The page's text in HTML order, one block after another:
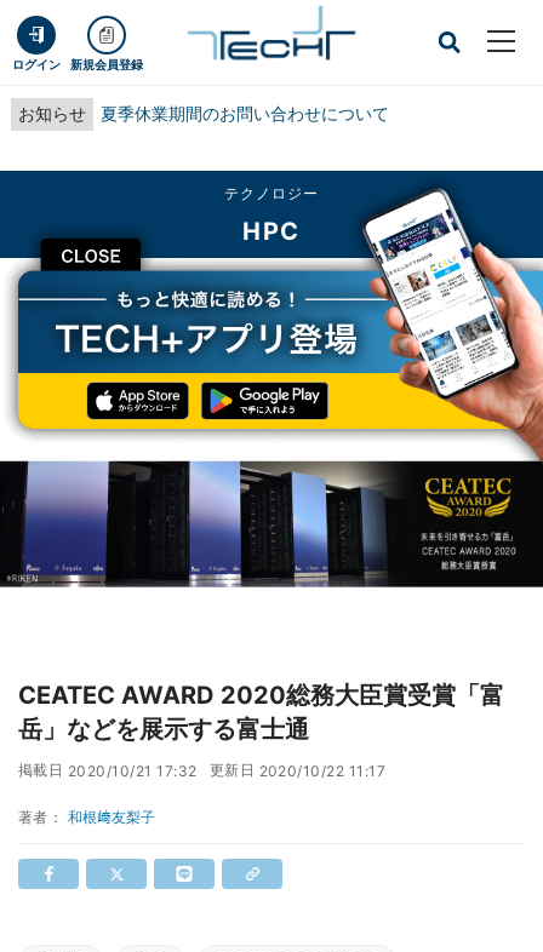
ログイン 新規会員登録
お知らせ 夏季休業期間のお問い合わせについて
CLOSE
テクノロジー
HPC
TECH+ テクノロジー
HPC
CEATEC AWARD 2020総務大臣賞受賞「富岳」などを展示する富士通
CEATEC AWARD 2020総務大臣賞受賞「富
岳」などを展示する富士通
掲載日 2020/10/21 17:32 更新日 2020/10/22 11:17
著者： 和根﨑友梨子